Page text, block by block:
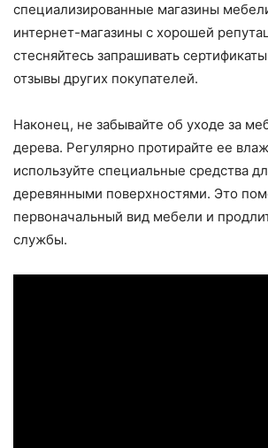
специализированные магазины
интернет-магазины с хорошей
стесняйтесь запрашивать
отзывы других покупателей.
Наконец, не забывайте об уходе за
дерева. Регулярно протирайте ее
используйте специальные средства
деревянными поверхностями. Это
первоначальный вид мебели и
службы.